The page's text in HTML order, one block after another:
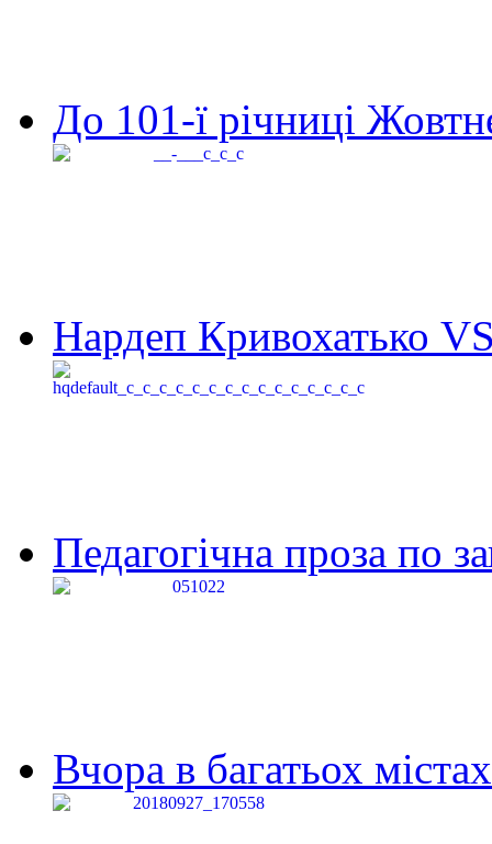
До 101-ї річниці
Нардеп Кривохатько
Педагогічна проза по
Вчора в багатьох